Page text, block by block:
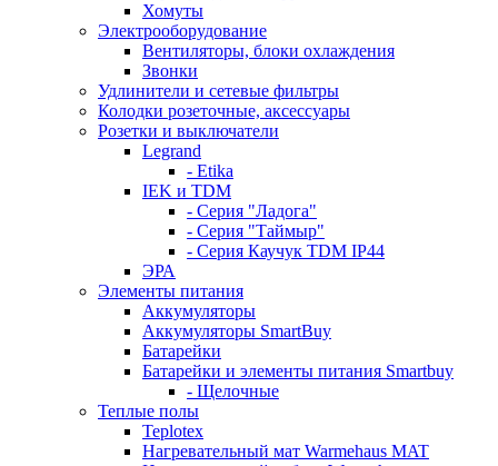
Хомуты
Электрооборудование
Вентиляторы, блоки охлаждения
Звонки
Удлинители и сетевые фильтры
Колодки розеточные, аксессуары
Розетки и выключатели
Legrand
- Etika
IEK и TDM
- Серия "Ладога"
- Серия "Таймыр"
- Серия Каучук TDM IP44
ЭРА
Элементы питания
Аккумуляторы
Аккумуляторы SmartBuy
Батарейки
Батарейки и элементы питания Smartbuy
- Щелочные
Теплые полы
Teplotex
Нагревательный мат Warmehaus MAT